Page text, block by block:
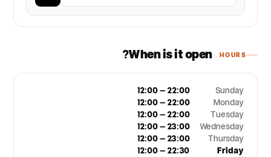
HOURS
When is it open?
Sunday
12:00 – 22:00
Monday
12:00 – 22:00
Tuesday
12:00 – 22:00
Wednesday
12:00 – 23:00
Thursday
12:00 – 23:00
Friday
12:00 – 22:30